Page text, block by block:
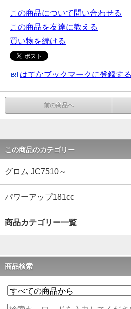
この商品について問い合わせる
この商品を友達に教える
買い物を続ける
はてなブックマークに登録する
前の商品へ
この商品のカテゴリー
グロム JC7510～
パワーアップ181cc
商品カテゴリー一覧
商品検索